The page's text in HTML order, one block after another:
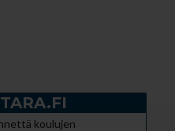
koulujen